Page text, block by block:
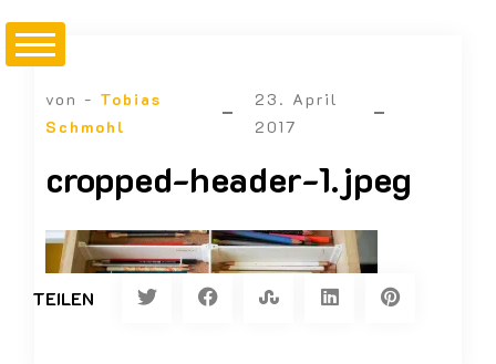
von - Tobias
Schmohl
23. April
2017
cropped-header-1.jpeg
TEILEN